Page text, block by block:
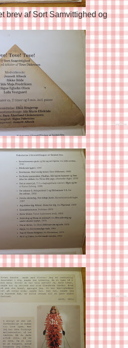
brev af Sort Samvittighed og